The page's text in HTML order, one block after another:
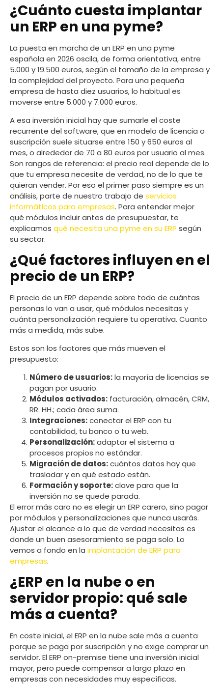
¿Cuánto cuesta implantar
un ERP en una pyme?
La puesta en marcha de un ERP en una pyme
española en 2026 oscila, de forma orientativa, entre
5.000 y 19.500 euros, según el tamaño de la empresa y
la complejidad del proyecto. Para una pequeña
empresa de hasta diez usuarios, lo habitual es
moverse entre 5.000 y 7.000 euros.
A esa inversión inicial hay que sumarle el coste
recurrente del software, que en modelo de licencia o
suscripción suele situarse entre 150 y 650 euros al
mes, o alrededor de 70 a 80 euros por usuario al mes.
Son rangos de referencia: el precio real depende de lo
que tu empresa necesite de verdad, no de lo que te
quieran vender. Por eso el primer paso siempre es un
análisis, parte de nuestro trabajo de servicios
informáticos para empresas. Para entender mejor
qué módulos incluir antes de presupuestar, te
explicamos qué necesita una pyme en su ERP según
su sector.
¿Qué factores influyen en el
precio de un ERP?
El precio de un ERP depende sobre todo de cuántas
personas lo van a usar, qué módulos necesitas y
cuánta personalización requiere tu operativa. Cuanto
más a medida, más sube.
Estos son los factores que más mueven el
presupuesto:
Número de usuarios:la mayoría de licencias se
pagan por usuario.
Módulos activados: facturación, almacén, CRM,
RR. HH.; cada área suma.
Integraciones:conectar el ERP con tu
contabilidad, tu banco o tu web.
Personalización:adaptar el sistema a
procesos propios no estándar.
Migración de datos:cuántos datos hay que
trasladar y en qué estado están.
Formación y soporte:clave para que la
inversión no se quede parada.
El error más caro no es elegir un ERP carero, sino pagar
por módulos y personalizaciones que nunca usarás.
Ajustar el alcance a lo que de verdad necesitas es
donde un buen asesoramiento se paga solo. Lo
vemos a fondo en la implantación de ERP para
empresas.
¿ERP en la nube o en
servidor propio: qué sale
más a cuenta?
En coste inicial, el ERP en la nube sale más a cuenta
porque se paga por suscripción y no exige comprar un
servidor. El ERP on-premise tiene una inversión inicial
mayor, pero puede compensar a largo plazo en
empresas con necesidades muy específicas.